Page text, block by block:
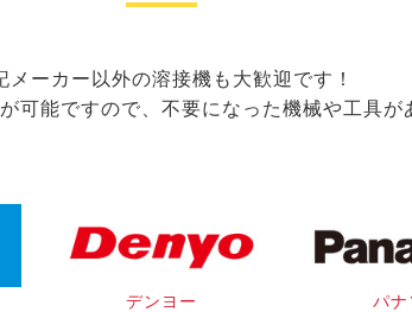
メーカー以外の溶接機も大歓迎です！
可能ですので、不要になった機械や工具が
デンヨー パナ